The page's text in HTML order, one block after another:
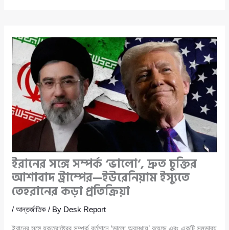
ইরানের সঙ্গে সম্পর্ক ‘ভালো’, দ্রুত চুক্তির
আশাবাদ ট্রাম্পের—ইউরেনিয়াম ইস্যুতে
তেহরানের কড়া প্রতিক্রিয়া
/আন্তর্জাতিক / By Desk Report